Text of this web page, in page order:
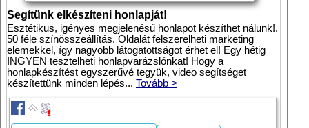
Segítünk elkészíteni honlapját!
Esztétikus, igényes megjelenésű honlapot készíthet nálunk!.
50 féle színösszeállítás. Oldalát felszerelheti marketing
elemekkel, így nagyobb látogatottságot érhet el! Egy hétig
INGYEN tesztelheti honlapvarázslónkat! Hogy a
honlapkészítést egyszerűvé tegyük, video segítséget
készítettünk minden lépés... Tovább >